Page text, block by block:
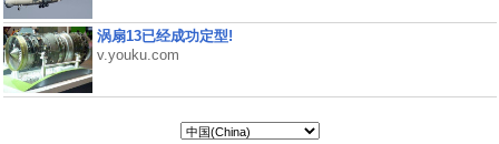
涡扇13已经成功定型!
v.youku.com